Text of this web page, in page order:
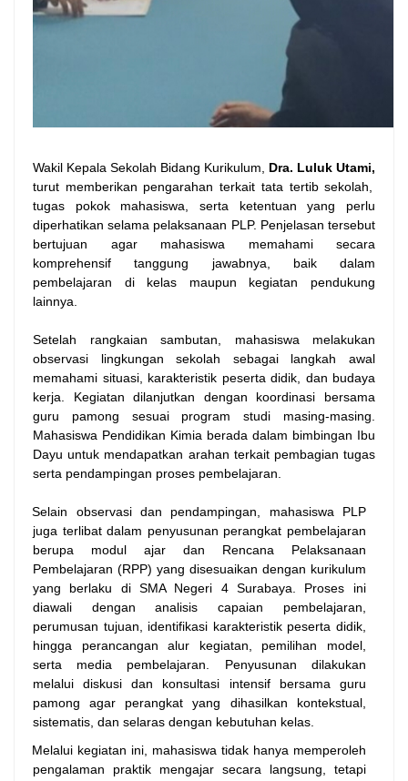
Wakil Kepala Sekolah Bidang Kurikulum, Dra. Luluk Utami,
turut memberikan pengarahan terkait tata tertib sekolah,
tugas pokok mahasiswa, serta ketentuan yang perlu
diperhatikan selama pelaksanaan PLP. Penjelasan tersebut
bertujuan agar mahasiswa memahami secara
komprehensif tanggung jawabnya, baik dalam
pembelajaran di kelas maupun kegiatan pendukung
lainnya.
Setelah rangkaian sambutan, mahasiswa melakukan
observasi lingkungan sekolah sebagai langkah awal
memahami situasi, karakteristik peserta didik, dan budaya
kerja. Kegiatan dilanjutkan dengan koordinasi bersama
guru pamong sesuai program studi masing-masing.
Mahasiswa Pendidikan Kimia berada dalam bimbingan Ibu
Dayu untuk mendapatkan arahan terkait pembagian tugas
serta pendampingan proses pembelajaran.
Selain observasi dan pendampingan, mahasiswa PLP
juga terlibat dalam penyusunan perangkat pembelajaran
berupa modul ajar dan Rencana Pelaksanaan
Pembelajaran (RPP) yang disesuaikan dengan kurikulum
yang berlaku di SMA Negeri 4 Surabaya. Proses ini
diawali dengan analisis capaian pembelajaran,
perumusan tujuan, identifikasi karakteristik peserta didik,
hingga perancangan alur kegiatan, pemilihan model,
serta media pembelajaran. Penyusunan dilakukan
melalui diskusi dan konsultasi intensif bersama guru
pamong agar perangkat yang dihasilkan kontekstual,
sistematis, dan selaras dengan kebutuhan kelas.
Melalui kegiatan ini, mahasiswa tidak hanya memperoleh
pengalaman praktik mengajar secara langsung, tetapi